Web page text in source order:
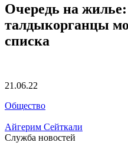
Очередь на
талдыкорганцы
списка
21.06.22
Общество
Айгерим Сейткали
Служба новостей